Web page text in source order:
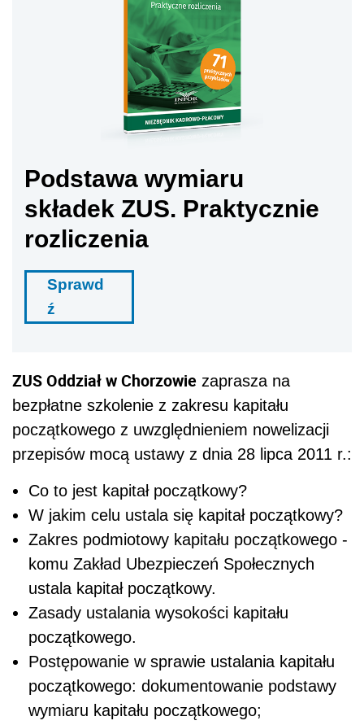
Podstawa wymiaru
składek ZUS. Praktycznie
rozliczenia
Sprawd
ź
ZUS Oddział w Chorzowie zaprasza na
bezpłatne szkolenie z zakresu kapitału
początkowego z uwzględnieniem nowelizacji
przepisów mocą ustawy z dnia 28 lipca 2011 r.:
Co to jest kapitał początkowy?
W jakim celu ustala się kapitał początkowy?
Zakres podmiotowy kapitału początkowego -
komu Zakład Ubezpieczeń Społecznych
ustala kapitał początkowy.
Zasady ustalania wysokości kapitału
początkowego.
Postępowanie w sprawie ustalania kapitału
początkowego: dokumentowanie podstawy
wymiaru kapitału początkowego;